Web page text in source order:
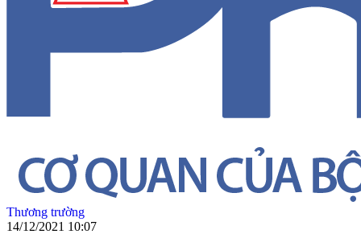
Thương trường
14/12/2021 10:07